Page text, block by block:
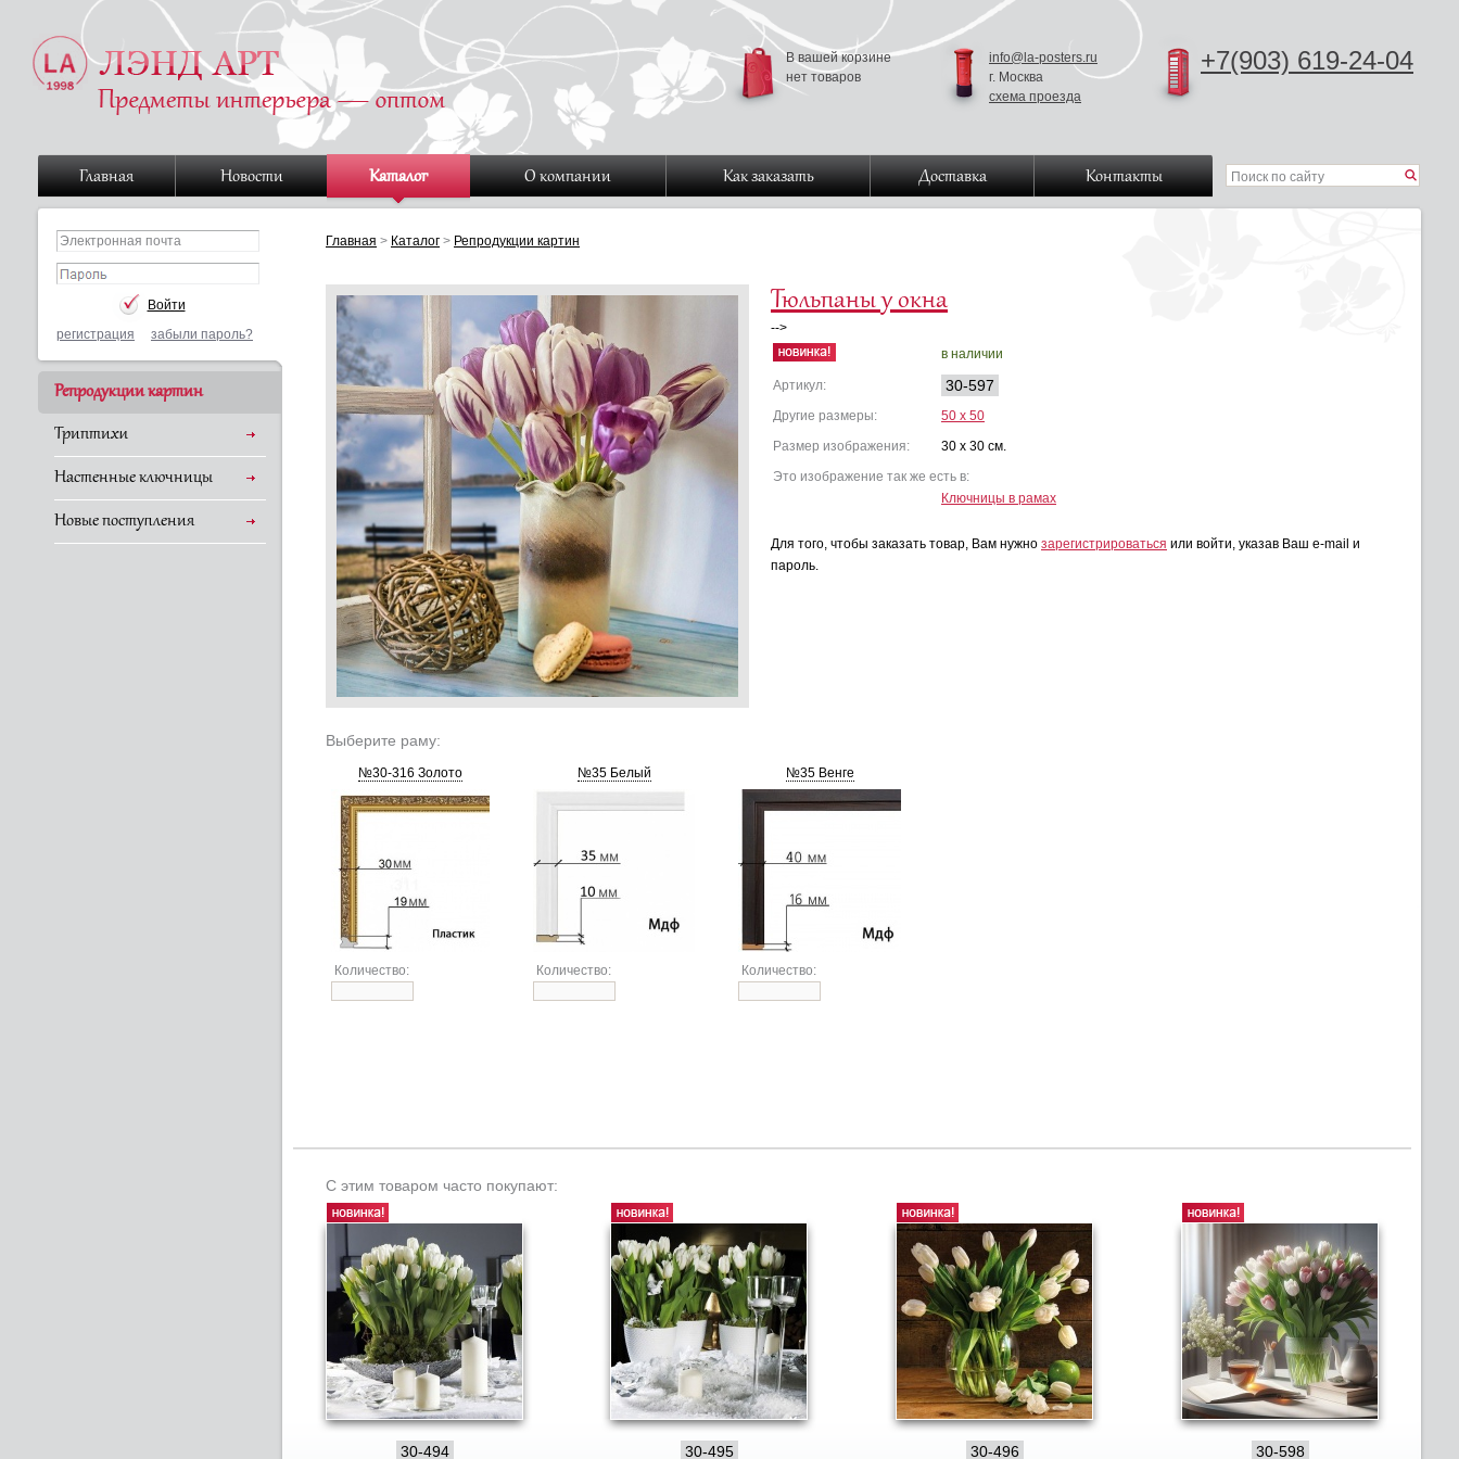
+7(903) 619-24-04
info@la-posters.ru
г. Москва
схема проезда
В вашей корзине
нет товаров
Главная Новости Каталог О компании Как заказать Доставка Контакты
регистрация забыли пароль?
Репродукции картин
Триптихи
Настенные ключницы
Новые поступления
Главная > Каталог > Репродукции картин
Тюльпаны у окна
-->
в наличии
Артикул: 30-597
Другие размеры:
50 x 50
Размер изображения:
30 x 30 см.
Это изображение так же есть в:
Ключницы в рамах
Для того, чтобы заказать товар, Вам нужно зарегистрироваться или войти, указав Ваш e-mail и
пароль.
Выберите раму:
№30-316 Золото
Количество:
№35 Белый
Количество:
№35 Венге
Количество:
С этим товаром часто покупают:
30-494 30-495 30-496 30-598